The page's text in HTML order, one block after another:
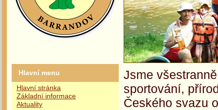
Hlavní menu
Hlavní stránka
Základní informace
Aktuality
Jsme
sportování,
Českého svazu